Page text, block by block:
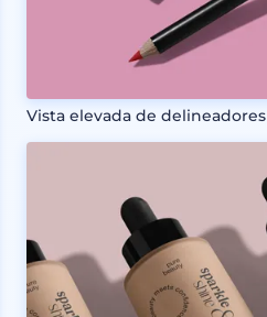
Vista elevada de